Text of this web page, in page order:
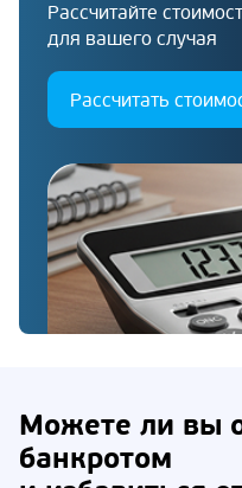
Рассчитайте
для вашего случая
Рассчитать
Можете ли вы
банкротом